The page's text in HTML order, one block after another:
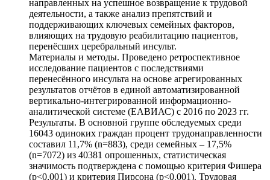
направленных на успешное возвращение к трудовой
деятельности, а также анализ препятствий и
поддерживающих ключевых семейных факторов,
влияющих на трудовую реабилитацию пациентов,
перенёсших церебральный инсульт.
Материалы и методы. Проведено ретроспективное
исследование пациентов с последствиями
перенесённого инсульта на основе агрегированных
результатов отчётов в единой автоматизированной
вертикально-интегрированной информационно-
аналитической системе (ЕАВИАС) с 2016 по 2023 гг.
Результаты. В основной группе обследуемых среди
16043 одиноких граждан процент трудонаправленности
составил 11,7% (n=883), среди семейных – 17,5%
(n=7072) из 40381 опрошенных, статистическая
значимость подтверждена с помощью критерия Фишера
(р<0,001) и критерия Пирсона (р<0,001). Трудовая